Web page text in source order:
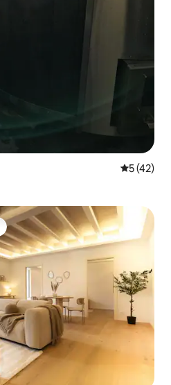
5 (42)